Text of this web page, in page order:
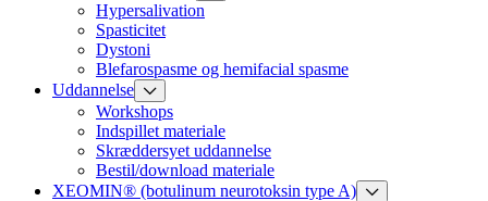
Hypersalivation
Spasticitet
Dystoni
Blefarospasme og hemifacial spasme
Uddannelse
Workshops
Indspillet materiale
Skræddersyet uddannelse
Bestil/download materiale
XEOMIN® (botulinum neurotoksin type A)